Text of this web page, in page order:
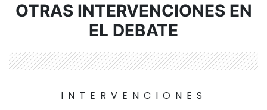
OTRAS INTERVENCIONES EN
EL DEBATE
INTERVENCIONES